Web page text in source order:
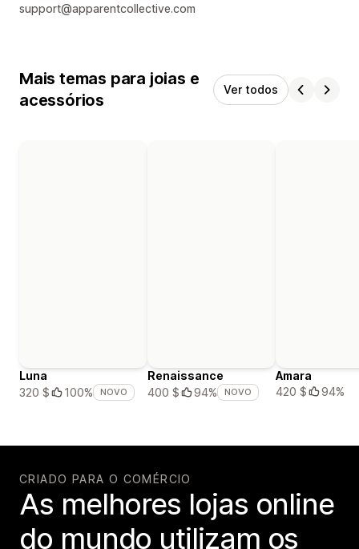
support@apparentcollective.com
Mais temas para joias e
acessórios
Ver todos
Luna
320 $
100% NOVO
Renaissance
400 $
94% NOVO
Amara
420 $
94%
CRIADO PARA O COMÉRCIO
As melhores lojas online
do mundo utilizam os